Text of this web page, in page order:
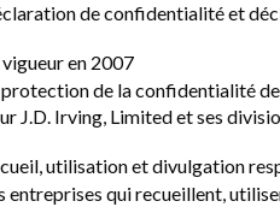
de confidentialité et
vigueur en 2007
protection de la confidentialité
J.D. Irving, Limited et ses
utilisation et divulgation
entreprises qui recueillent,